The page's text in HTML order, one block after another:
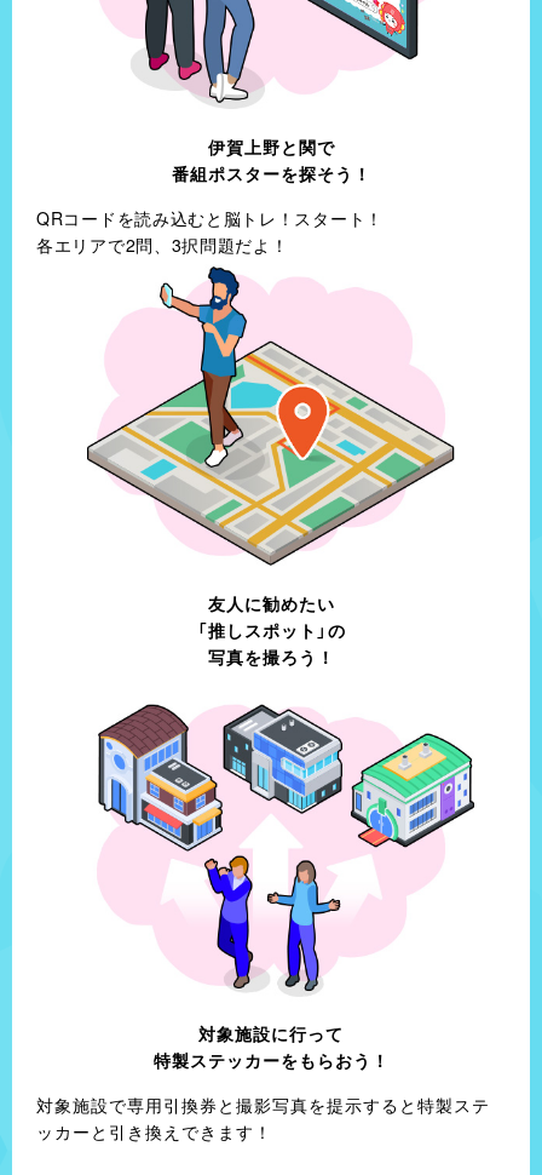
江戸時代に築城の名手「藤堂高虎」により改修
伊賀上野城
三重県伊賀市上野丸之内106
営業時間
9:00～17:00
定休日
12月29日～31日
1712年創業の老舗和菓子店
営業時間
9:00～18:00
定休日
水曜日
日本一かたい⁉伊賀上野の名物「かたやき」
元祖かたやき伊賀菓庵山本
三重県伊賀市上野魚町2887-2
10:00～20:00
定休日
駅前徒歩1分！日本一のバウムクーヘン
瑞宝軒
三重県亀山市御幸町231
営業時間
9:30〜18:30
定休日
木曜日
やりすぎのほめパン？！直径15cm超えのシュークリーム
営業時間
9:00〜19:00（日・祝は18:00まで）
定休日
月曜日・第2・4火曜日（変更の可能性あり）
オリジナルのキャンドルが作れるワークショップ
カメヤマローソクタウン
三重県亀山市栄町1504-1
※HPをご確認ください
定休日
伊賀上野と関で
番組ポスターを探そう！
QRコードを読み込むと脳トレ！スタート！
各エリアで2問、3択問題だよ！
友人に勧めたい
「推しスポット」の
写真を撮ろう！
対象施設に行って
特製ステッカーをもらおう！
対象施設で専用引換券と撮影写真を提示すると特製ステ
ッカーと引き換えできます！